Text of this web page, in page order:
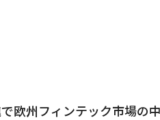
欧州フィンテック市場の中